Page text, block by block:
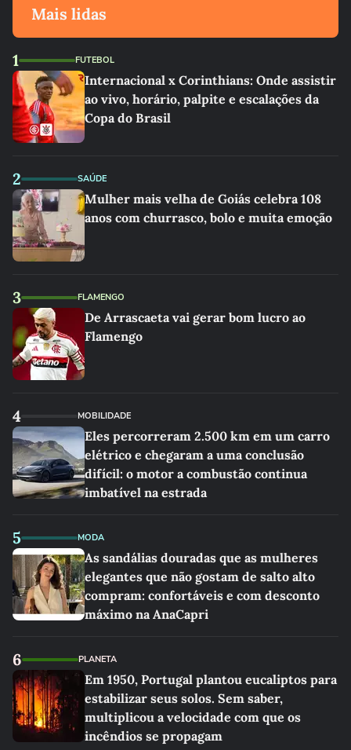
Mais lidas
1 FUTEBOL
Internacional x Corinthians: Onde assistir
ao vivo, horário, palpite e escalações da
Copa do Brasil
2 SAÚDE
Mulher mais velha de Goiás celebra 108
anos com churrasco, bolo e muita emoção
3 FLAMENGO
De Arrascaeta vai gerar bom lucro ao
Flamengo
4 MOBILIDADE
Eles percorreram 2.500 km em um carro
elétrico e chegaram a uma conclusão
difícil: o motor a combustão continua
imbatível na estrada
5 MODA
As sandálias douradas que as mulheres
elegantes que não gostam de salto alto
compram: confortáveis e com desconto
máximo na AnaCapri
6 PLANETA
Em 1950, Portugal plantou eucaliptos para
estabilizar seus solos. Sem saber,
multiplicou a velocidade com que os
incêndios se propagam